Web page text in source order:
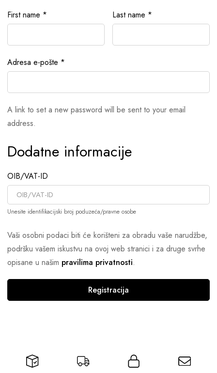
First name * Last name *
Adresa e-pošte *
A link to set a new password will be sent to your email
address.
Dodatne informacije
OIB/VAT-ID
Unesite identifikacijski broj poduzeća/pravne osobe
Vaši osobni podaci biti će korišteni za obradu vaše narudžbe,
podršku vašem iskustvu na ovoj web stranici i za druge svrhe
opisane u našim pravilima privatnosti.
Registracija